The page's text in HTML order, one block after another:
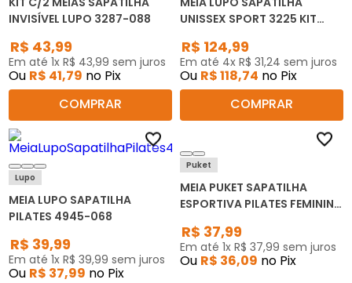
INVISÍVEL LUPO 3287-088
R$ 43,99
Em até 1x R$ 43,99 sem juros
Ou R$ 41,79 no Pix
COMPRAR
UNISSEX SPORT 3225 KIT
R$ 124,99
Em até 4x R$ 31,24 sem juros
Ou R$118,74 no Pix
COMPRAR
Lupo
MEIA LUPO SAPATILHA
PILATES 4945-068
R$ 39,99
Em até 1x R$ 39,99 sem juros
Ou R$ 37,99 no Pix
Puket
MEIA PUKET SAPATILHA
ESPORTIVA PILATES FEMININA
R$ 37,99
Em até 1x R$ 37,99 sem juros
Ou R$ 36,09 no Pix